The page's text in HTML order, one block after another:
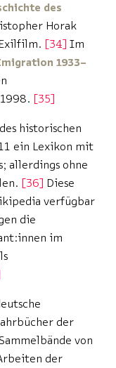
des
Horak
34
Im
1933–
35
historischen
ein Lexikon mit
allerdings ohne
36
Diese
verfügbar
die
im
der
von
der